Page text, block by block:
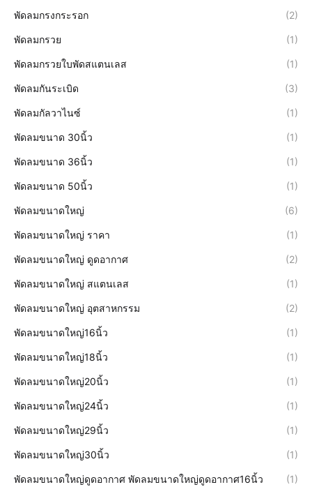
พัดลมกรงกระรอก (2)
พัดลมกรวย (1)
พัดลมกรวยใบพัดสแตนเลส (1)
พัดลมกันระเบิด (3)
พัดลมกัลวาไนซ์ (1)
พัดลมขนาด 30นิ้ว (1)
พัดลมขนาด 36นิ้ว (1)
พัดลมขนาด 50นิ้ว (1)
พัดลมขนาดใหญ่ (6)
พัดลมขนาดใหญ่ ราคา (1)
พัดลมขนาดใหญ่ ดูดอากาศ (2)
พัดลมขนาดใหญ่ สแตนเลส (1)
พัดลมขนาดใหญ่ อุตสาหกรรม (2)
พัดลมขนาดใหญ่16นิ้ว (1)
พัดลมขนาดใหญ่18นิ้ว (1)
พัดลมขนาดใหญ่20นิ้ว (1)
พัดลมขนาดใหญ่24นิ้ว (1)
พัดลมขนาดใหญ่29นิ้ว (1)
พัดลมขนาดใหญ่30นิ้ว (1)
พัดลมขนาดใหญ่ดูดอากาศ พัดลมขนาดใหญ่ดูดอากาศ16นิ้ว (1)